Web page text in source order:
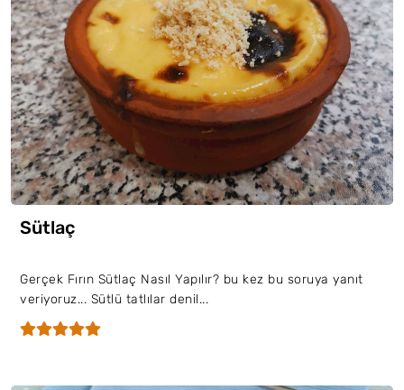
Sütlaç
Gerçek Fırın Sütlaç Nasıl Yapılır? bu kez bu soruya yanıt
veriyoruz... Sütlü tatlılar denil...